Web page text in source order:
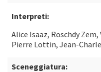
Interpreti:
Alice Isaaz, Roschdy
Pierre Lottin, Jean-
Sceneggiatura: